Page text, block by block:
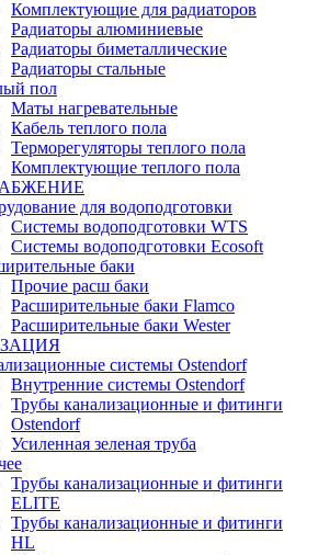
Комплектующие для радиаторов
Радиаторы алюминиевые
Радиаторы биметаллические
Радиаторы стальные
пол
Маты нагревательные
Кабель теплого пола
Терморегуляторы теплого пола
Комплектующие теплого пола
для водоподготовки
Системы водоподготовки WTS
Системы водоподготовки Ecosoft
баки
Прочие расш баки
Расширительные баки Flamco
Расширительные баки Wester
системы Ostendorf
Внутренние системы Ostendorf
Трубы канализационные и фитинги
Ostendorf
Усиленная зеленая труба
Трубы канализационные и фитинги
ELITE
Трубы канализационные и фитинги
HL